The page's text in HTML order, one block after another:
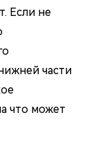
Если не
части
что может